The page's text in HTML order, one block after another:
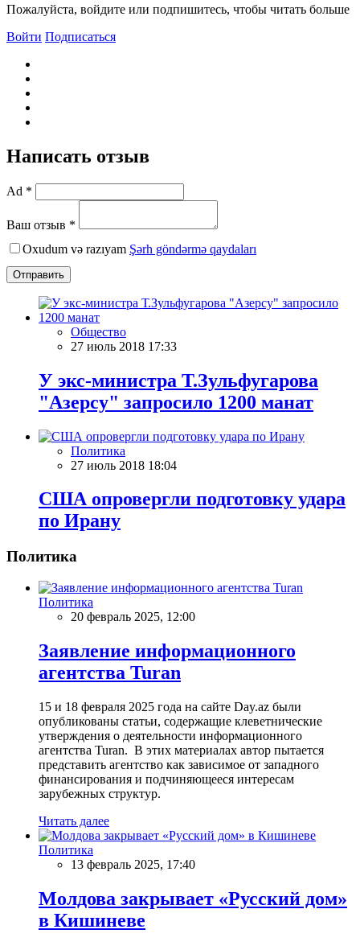
Пожалуйста, войдите или подпишитесь, чтобы читать больше
Войти Подписаться
Написать отзыв
Ad *
Ваш отзыв *
Oxudum və razıyam Şərh göndərmə qaydaları
Отправить
Общество
27 июль 2018 17:33
У экс-министра Т.Зульфугарова
"Азерсу" запросило 1200 манат
Политика
27 июль 2018 18:04
США опровергли подготовку удара
по Ирану
Политика
Политика
20 февраль 2025, 12:00
Заявление информационного
агентства Turan
15 и 18 февраля 2025 года на сайте Day.az были
опубликованы статьи, содержащие клеветнические
утверждения о деятельности информационного
агентства Turan. В этих материалах автор пытается
представить агентство как зависимое от западного
финансирования и подчиняющееся интересам
зарубежных структур.
Читать далее
Политика
13 февраль 2025, 17:40
Молдова закрывает «Русский дом»
в Кишиневе